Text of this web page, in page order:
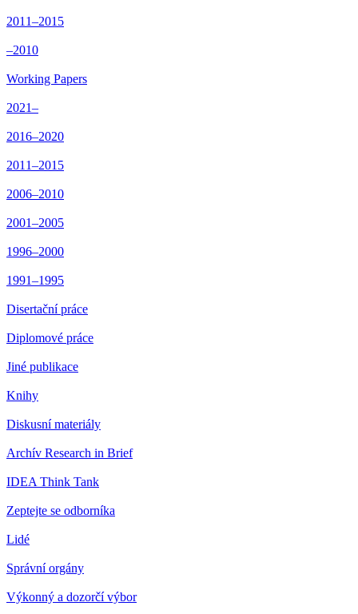
2011–2015
–2010
Working Papers
2021–
2016–2020
2011–2015
2006–2010
2001–2005
1996–2000
1991–1995
Disertační práce
Diplomové práce
Jiné publikace
Knihy
Diskusní materiály
Archív Research in Brief
IDEA Think Tank
Zeptejte se odborníka
Lidé
Správní orgány
Výkonný a dozorčí výbor